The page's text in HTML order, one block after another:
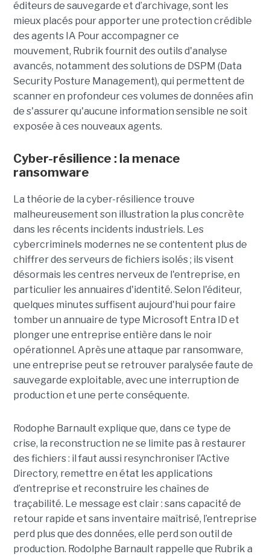
éditeurs de sauvegarde et d’archivage, sont les
mieux placés pour apporter une protection crédible
des agents IA Pour accompagner ce
mouvement, Rubrik fournit des outils d'analyse
avancés, notamment des solutions de DSPM (Data
Security Posture Management), qui permettent de
scanner en profondeur ces volumes de données afin
de s'assurer qu'aucune information sensible ne soit
exposée à ces nouveaux agents.
Cyber-résilience : la menace
ransomware
La théorie de la cyber-résilience trouve
malheureusement son illustration la plus concrète
dans les récents incidents industriels. Les
cybercriminels modernes ne se contentent plus de
chiffrer des serveurs de fichiers isolés ; ils visent
désormais les centres nerveux de l'entreprise, en
particulier les annuaires d'identité. Selon l'éditeur,
quelques minutes suffisent aujourd'hui pour faire
tomber un annuaire de type Microsoft Entra ID et
plonger une entreprise entière dans le noir
opérationnel. Après une attaque par ransomware,
une entreprise peut se retrouver paralysée faute de
sauvegarde exploitable, avec une interruption de
production et une perte conséquente.
Rodophe Barnault explique que, dans ce type de
crise, la reconstruction ne se limite pas à restaurer
des fichiers : il faut aussi resynchroniser l’Active
Directory, remettre en état les applications
d’entreprise et reconstruire les chaînes de
traçabilité. Le message est clair : sans capacité de
retour rapide et sans inventaire maîtrisé, l’entreprise
perd plus que des données, elle perd son outil de
production. Rodolphe Barnault rappelle que Rubrik a